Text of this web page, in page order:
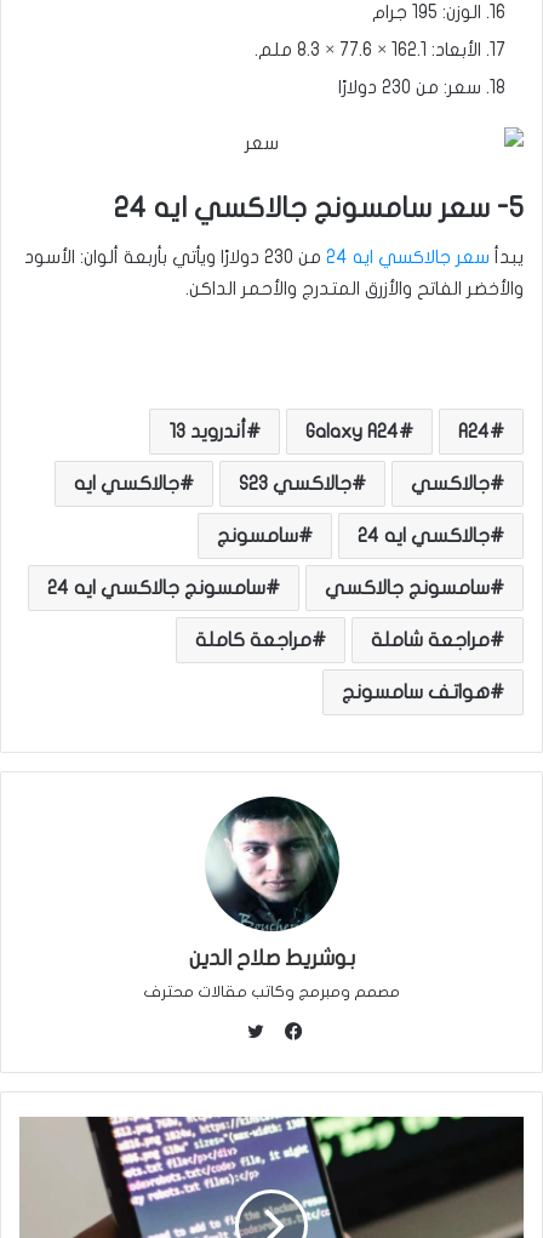
الوزن: 195 جرام
الأبعاد: 162.1 × 77.6 × 8.3 ملم.
سعر: من 230 دولارًا
5- سعر سامسونج جالاكسي ايه 24
يبدأ سعر جالاكسي ايه 24
من 230 دولارًا ويأتي بأربعة ألوان: الأسود
والأخضر الفاتح والأزرق المتدرج والأحمر الداكن.
A24
Galaxy A24 أندرويد 13
جالاكسي جالاكسي S23 جالاكسي ايه
جالاكسي ايه 24 سامسونج
سامسونج جالاكسي سامسونج جالاكسي ايه 24
مراجعة شاملة مراجعة كاملة
هواتف سامسونج
بوشريط صلاح الدين
مصمم ومبرمج وكاتب مقالات محترف
ي
س
ب
ك
ي
ت